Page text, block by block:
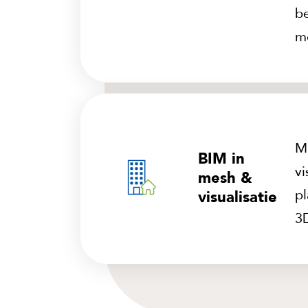
BIM in
mesh &
visualisatie